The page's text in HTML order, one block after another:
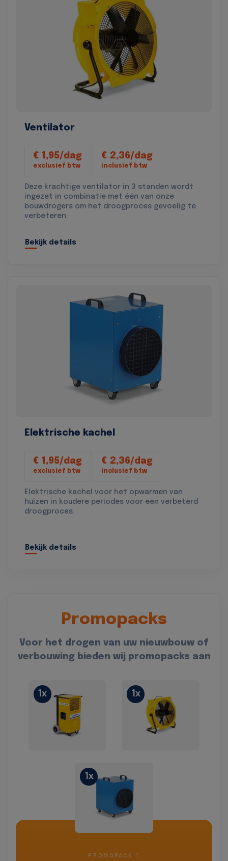
Ventilator
€ 1,95/dag
exclusief btw
€ 2,36/dag
inclusief btw
Deze krachtige ventilator in 3 standen wordt
ingezet in combinatie met één van onze
bouwdrogers om het droogproces gevoelig te
verbeteren.
Bekijk details
Elektrische kachel
€ 1,95/dag
exclusief btw
€ 2,36/dag
inclusief btw
Elektrische kachel voor het opwarmen van
huizen in koudere periodes voor een verbeterd
droogproces.
Bekijk details
Promopacks
Voor het drogen van uw nieuwbouw of
verbouwing bieden wij promopacks aan
1x 1x
1x
PROMOPACK 1